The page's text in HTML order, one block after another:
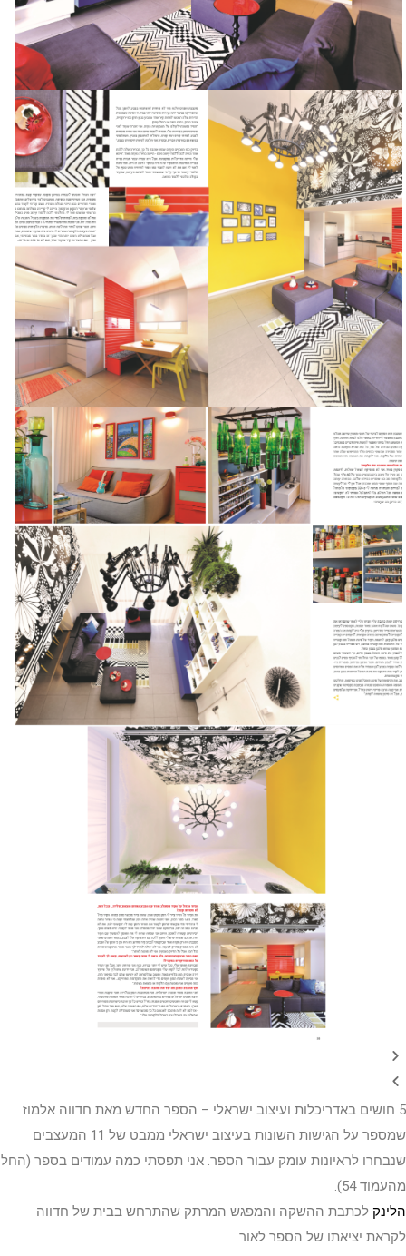
5 חושים באדריכלות ועיצוב ישראלי – הספר החדש מאת חדווה אלמוז
שמספר על הגישות השונות בעיצוב ישראלי ממבט של 11 המעצבים
שנבחרו לראיונות עומק עבור הספר. אני תפסתי כמה עמודים בספר (החל
מהעמוד 54).
הלינק לכתבת ההשקה והמפגש המרתק שהתרחש בבית של חדווה
לקראת יציאתו של הספר לאור